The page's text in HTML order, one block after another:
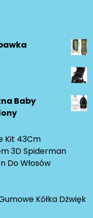
Baby
Kit 43Cm
3D Spiderman
Do Włosów
Kółka Dżwięk